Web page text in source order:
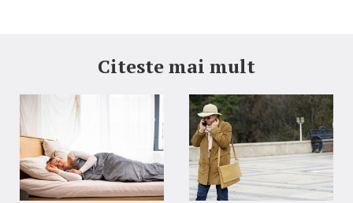
Citeste mai mult